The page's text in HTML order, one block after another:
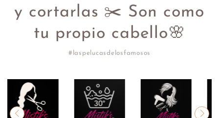
y cortarlas ✂️ Son como
tu propio cabello🌸
#laspelucasdelosfamosos